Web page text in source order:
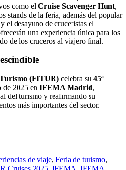
como el Cruise Scavenger Hunt,
stands de la feria, además del popular
el desayuno de cruceristas el
una experiencia única para los
de los cruceros al viajero final.
(FITUR) celebra su 45ª
de 2025 en IFEMA Madrid,
del turismo y reafirmando su
más importantes del sector.
de viaje, Feria de turismo,